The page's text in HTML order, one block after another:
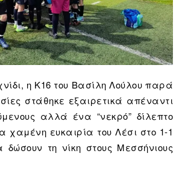
η Κ16 του Βασίλη Λούλου παρά
στάθηκε εξαιρετικά απέναντι
αλλά ένα “νεκρό” δίλεπτο
χαμένη ευκαιρία του Λέσι στο 1-1
τη νίκη στους Μεσσήνιους